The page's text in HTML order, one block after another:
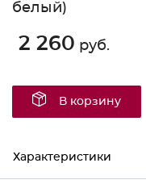
белый)
2 260 руб.
В корзину
Характеристики